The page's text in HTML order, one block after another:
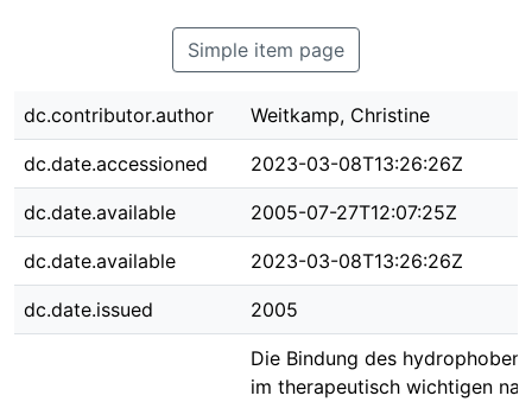
Simple item page
dc.contributor.author Weitkamp, Christine
dc.date.accessioned 2023-03-08T13:26:26Z
dc.date.available 2005-07-27T12:07:25Z
dc.date.available 2023-03-08T13:26:26Z
dc.date.issued 2005
Die Bindung des hydrophoben
im therapeutisch wichtigen